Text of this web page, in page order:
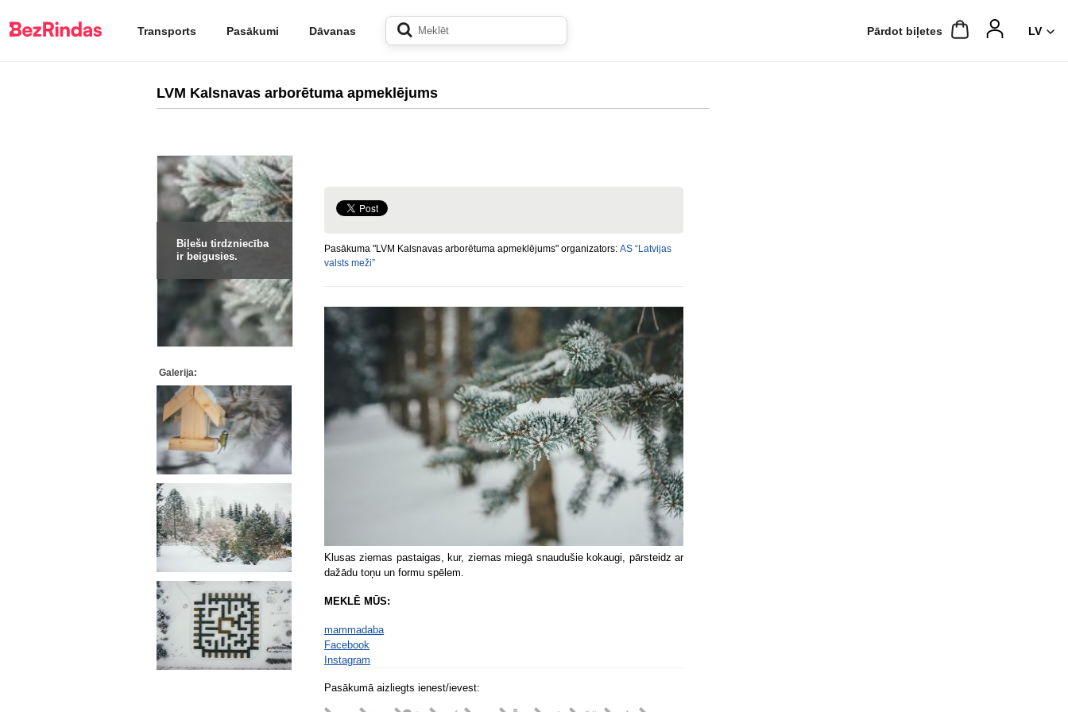
Transports Pasākumi Dāvanas Pārdot biļetes
LVM Kalsnavas arborētuma apmeklējums
Biļešu tirdzniecība
ir beigusies.
Galerija:
Pasākuma "LVM Kalsnavas arborētuma apmeklējums" organizators: AS “Latvijas
valsts meži”
Klusas ziemas pastaigas, kur, ziemas miegā snaudušie kokaugi, pārsteidz ar
dažādu toņu un formu spēlem.
MEKLĒ MŪS:
mammadaba
Facebook
Instagram
Pasākumā aizliegts ienest/ievest: